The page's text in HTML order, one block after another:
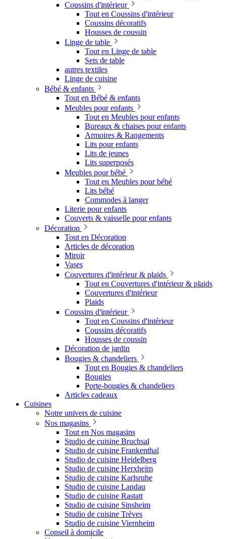
Coussins d'intérieur
Tout en Coussins d'intérieur
Coussins décoratifs
Housses de coussin
Linge de table
Tout en Linge de table
Sets de table
autres textiles
Linge de cuisine
Bébé & enfants
Tout en Bébé & enfants
Meubles pour enfants
Tout en Meubles pour enfants
Bureaux & chaises pour enfants
Armoires & Rangements
Lits pour enfants
Lits de jeunes
Lits superposés
Meubles pour bébé
Tout en Meubles pour bébé
Lits bébé
Commodes à langer
Literie pour enfants
Couverts & vaisselle pour enfants
Décoration
Tout en Décoration
Articles de décoration
Miroir
Vases
Couvertures d'intérieur & plaids
Tout en Couvertures d'intérieur & plaids
Couvertures d'intérieur
Plaids
Coussins d'intérieur
Tout en Coussins d'intérieur
Coussins décoratifs
Housses de coussin
Décoration de jardin
Bougies & chandeliers
Tout en Bougies & chandeliers
Bougies
Porte-bougies & chandeliers
Articles cadeaux
Cuisines
Notre univers de cuisine
Nos magasins
Tout en Nos magasins
Studio de cuisine Bruchsal
Studio de cuisine Frankenthal
Studio de cuisine Heidelberg
Studio de cuisine Herxheim
Studio de cuisine Karlsruhe
Studio de cuisine Landau
Studio de cuisine Rastatt
Studio de cuisine Sinsheim
Studio de cuisine Trèves
Studio de cuisine Viernheim
Conseil à domicile